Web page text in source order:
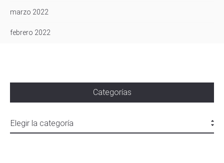
marzo 2022
febrero 2022
Categorías